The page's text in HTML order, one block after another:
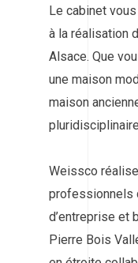
Le cabinet
à la réalisation
Alsace. Que
une maison
maison
Weissco
professionnels
d’entreprise et
Pierre Bois